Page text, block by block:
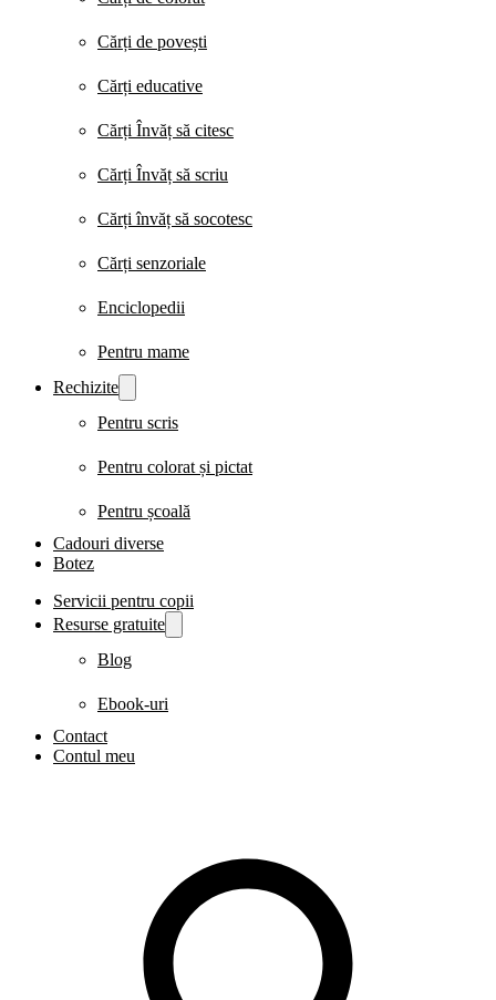
Cărți de povești
Cărți educative
Cărți Învăț să citesc
Cărți Învăț să scriu
Cărți învăț să socotesc
Cărți senzoriale
Enciclopedii
Pentru mame
Rechizite
Pentru scris
Pentru colorat și pictat
Pentru școală
Cadouri diverse
Botez
Servicii pentru copii
Resurse gratuite
Blog
Ebook-uri
Contact
Contul meu